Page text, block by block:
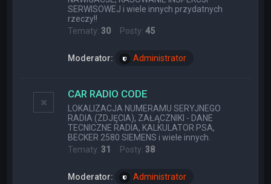
SERWISOWEJ i wiele innych przydatnych
rzeczy!!
Tematy:30 Posty:45
Moderator: Administrator
CAR RADIO CODE
LOKALIZACJA NUMERAMU SERYJNEGO
RADIA (ZDJĘCIA), ZAŁĄCZNIKI - DANE
TECNICZNE RADIA, KALKULATOR PSA,
BECKER 2580 SIEMENS i wiele innych.
Tematy:31 Posty:38
Moderator: Administrator